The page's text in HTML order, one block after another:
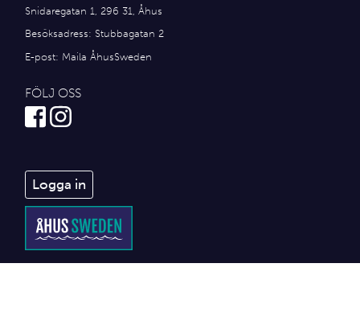
Snidaregatan 1, 296 31, Åhus
Besöksadress: Stubbagatan 2
E-post: Maila ÅhusSweden
FÖLJ OSS
Logga in